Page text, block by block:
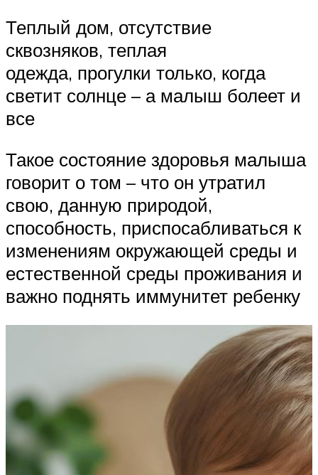
Теплый дом, отсутствие
сквозняков, теплая
одежда, прогулки только, когда
светит солнце – а малыш болеет и
все
Такое состояние здоровья малыша
говорит о том – что он утратил
свою, данную природой,
способность, приспосабливаться к
изменениям окружающей среды и
естественной среды проживания и
важно поднять иммунитет ребенку